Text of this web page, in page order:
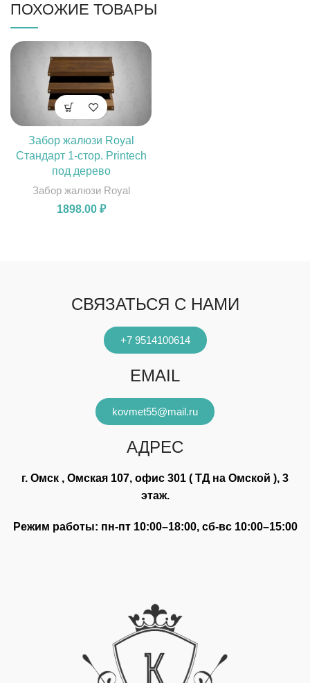
ПОХОЖИЕ ТОВАРЫ
Забор жалюзи Royal
Стандарт 1-стор. Printech
под дерево
Забор жалюзи Royal
1898.00 ₽
СВЯЗАТЬСЯ С НАМИ
+7 9514100614
EMAIL
kovmet55@mail.ru
АДРЕС
г. Омск , Омская 107, офис 301 ( ТД на Омской ), 3
этаж.
Режим работы: пн-пт 10:00–18:00, сб-вс 10:00–15:00